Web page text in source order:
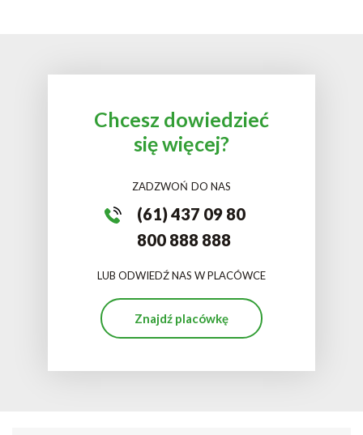
Chcesz dowiedzieć
się więcej?
ZADZWOŃ DO NAS
(61) 437 09 80
800 888 888
LUB ODWIEDŹ NAS W PLACÓWCE
Znajdź placówkę